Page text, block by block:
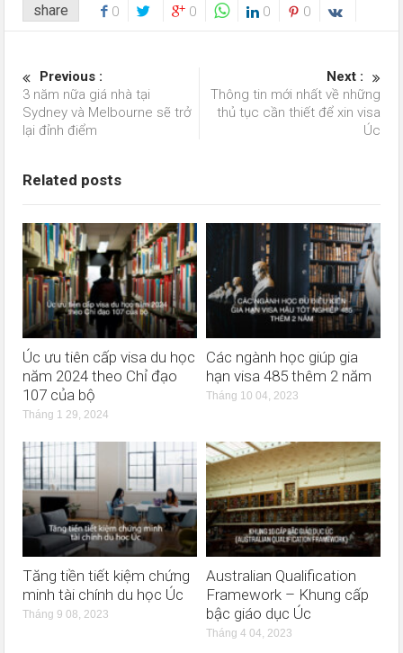
share 0 0 0 0
Previous :
3 năm nữa giá nhà tại
Sydney và Melbourne sẽ trở
lại đỉnh điểm
Next :
Thông tin mới nhất về những
thủ tục cần thiết để xin visa
Úc
Related posts
Úc ưu tiên cấp visa du học
năm 2024 theo Chỉ đạo
107 của bộ
Tháng 1 29, 2024
Các ngành học giúp gia
hạn visa 485 thêm 2 năm
Tháng 10 04, 2023
Tăng tiền tiết kiệm chứng
minh tài chính du học Úc
Tháng 9 08, 2023
Australian Qualification
Framework – Khung cấp
bậc giáo dục Úc
Tháng 4 04, 2023